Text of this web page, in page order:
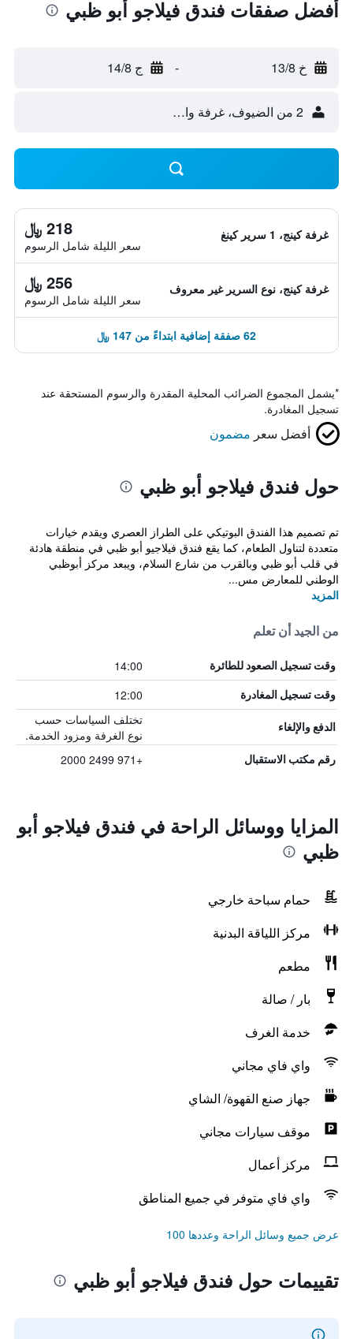
أفضل صفقات فندق فيلاجو أبو ظبي
خ 13/8 - ج 14/8
2 من الضيوف، غرفة واحدة
غرفة كينج، 1 سرير كينغ 218 ﷼
سعر الليلة شامل الرسوم
غرفة كينج، نوع السرير غير معروف 256 ﷼
سعر الليلة شامل الرسوم
62 صفقة إضافية ابتداءً من 147 ﷼
*يشمل المجموع الضرائب المحلية المقدرة والرسوم المستحقة عند
تسجيل المغادرة.
أفضل سعر مضمون
حول فندق فيلاجو أبو ظبي
تم تصميم هذا الفندق البوتيكي على الطراز العصري ويقدم خيارات
متعددة لتناول الطعام، كما يقع فندق فيلاجيو أبو ظبي في منطقة هادئة
في قلب أبو ظبي وبالقرب من شارع السلام، ويبعد مركز أبوظبي
الوطني للمعارض مس...
المزيد
من الجيد أن تعلم
وقت تسجيل الصعود للطائرة 14:00
وقت تسجيل المغادرة 12:00
الدفع والإلغاء
تختلف السياسات حسب
نوع الغرفة ومزود الخدمة.
رقم مكتب الاستقبال +971 2499 2000
المزايا ووسائل الراحة في فندق فيلاجو أبو
ظبي
حمام سباحة خارجي
مركز اللياقة البدنية
مطعم
بار / صالة
خدمة الغرف
واي فاي مجاني
جهاز صنع القهوة/ الشاي
موقف سيارات مجاني
مركز أعمال
واي فاي متوفر في جميع المناطق
عرض جميع وسائل الراحة وعددها 100
تقييمات حول فندق فيلاجو أبو ظبي